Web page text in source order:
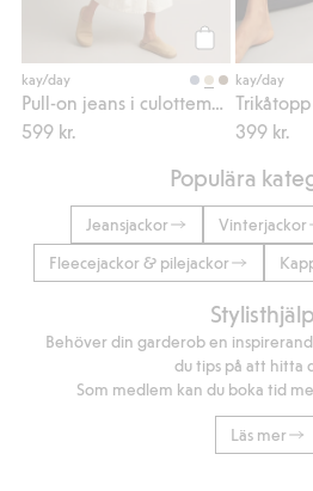
Köp
kay/day
599 kr.
kay/day
Trikåtopp
399 kr.
Populära
Jeansjackor Vinterjackor
Fleecejackor & pilejackor
Behöver din garderob en
du tips på att hitta
Som medlem kan du boka tid
Läs mer